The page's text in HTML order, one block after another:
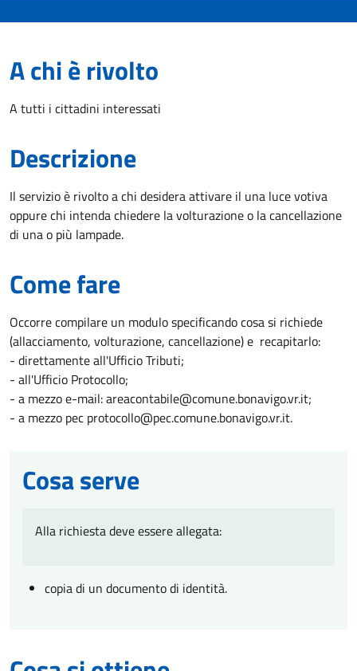
A chi è rivolto
A tutti i cittadini interessati
Descrizione
Il servizio è rivolto a chi desidera attivare il una luce votiva
oppure chi intenda chiedere la volturazione o la cancellazione
di una o più lampade.
Come fare
Occorre compilare un modulo specificando cosa si richiede
(allacciamento, volturazione, cancellazione) e recapitarlo:
- direttamente all'Ufficio Tributi;
- all'Ufficio Protocollo;
- a mezzo e-mail: areacontabile@comune.bonavigo.vr.it;
- a mezzo pec protocollo@pec.comune.bonavigo.vr.it.
Cosa serve
Alla richiesta deve essere allegata:
copia di un documento di identità.